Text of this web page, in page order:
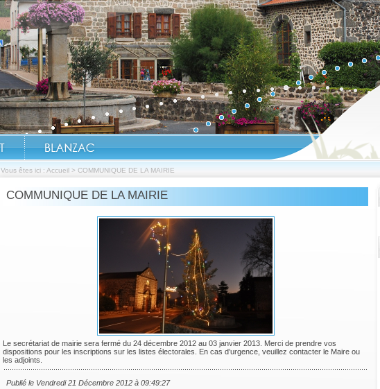
Vous êtes ici : Accueil > COMMUNIQUE DE LA MAIRIE
COMMUNIQUE DE LA MAIRIE
Le secrétariat de mairie sera fermé du 24 décembre 2012 au 03 janvier 2013. Merci de prendre vos
dispositions pour les inscriptions sur les listes électorales. En cas d’urgence, veuillez contacter le Maire ou
les adjoints.
Publié le Vendredi 21 Décembre 2012 à 09:49:27